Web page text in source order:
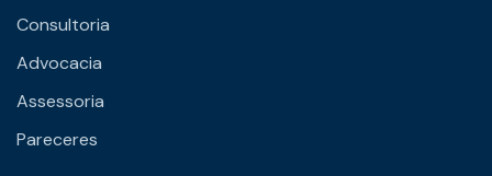
Consultoria
Advocacia
Assessoria
Pareceres